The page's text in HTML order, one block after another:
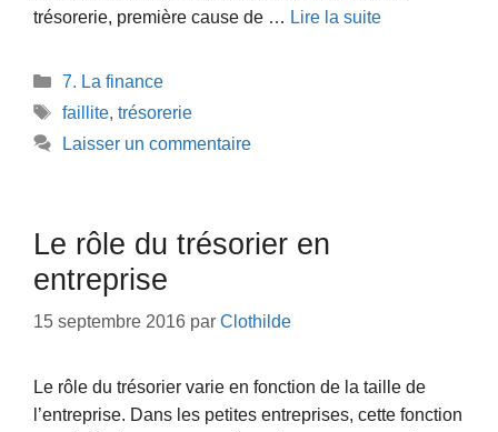
trésorerie, première cause de … Lire la suite
Catégories
7. La finance
Étiquettes
faillite, trésorerie
Laisser un commentaire
Le rôle du trésorier en
entreprise
15 septembre 2016 par Clothilde
Le rôle du trésorier varie en fonction de la taille de
l’entreprise. Dans les petites entreprises, cette fonction